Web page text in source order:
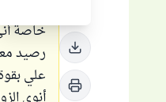
رصيد
علي